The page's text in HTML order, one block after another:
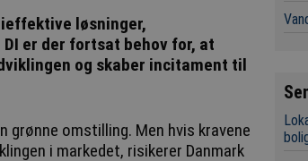
løsninger,
er der fortsat behov for, at
og skaber incitament til
grønne omstilling. Men hvis kravene
i markedet, risikerer Danmark